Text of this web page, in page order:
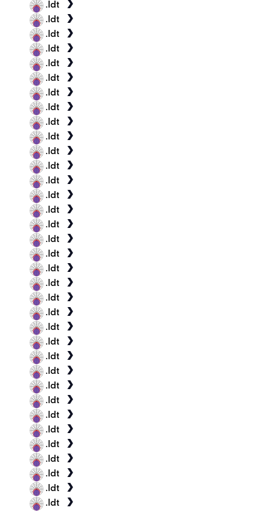
.ldt
.ldt
.ldt
.ldt
.ldt
.ldt
.ldt
.ldt
.ldt
.ldt
.ldt
.ldt
.ldt
.ldt
.ldt
.ldt
.ldt
.ldt
.ldt
.ldt
.ldt
.ldt
.ldt
.ldt
.ldt
.ldt
.ldt
.ldt
.ldt
.ldt
.ldt
.ldt
.ldt
.ldt
.ldt